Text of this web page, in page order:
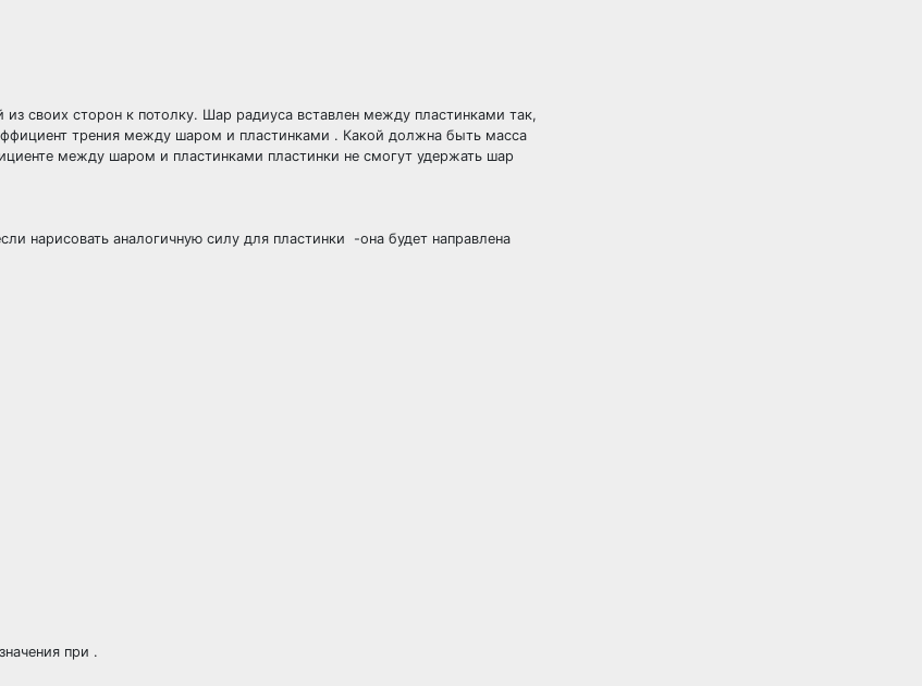
своих сторон к потолку. Шар радиуса вставлен между пластинками так,
трения между шаром и пластинками . Какой должна быть масса
между шаром и пластинками пластинки не смогут удержать шар
нарисовать аналогичную силу для пластинки -она будет направлена
при .